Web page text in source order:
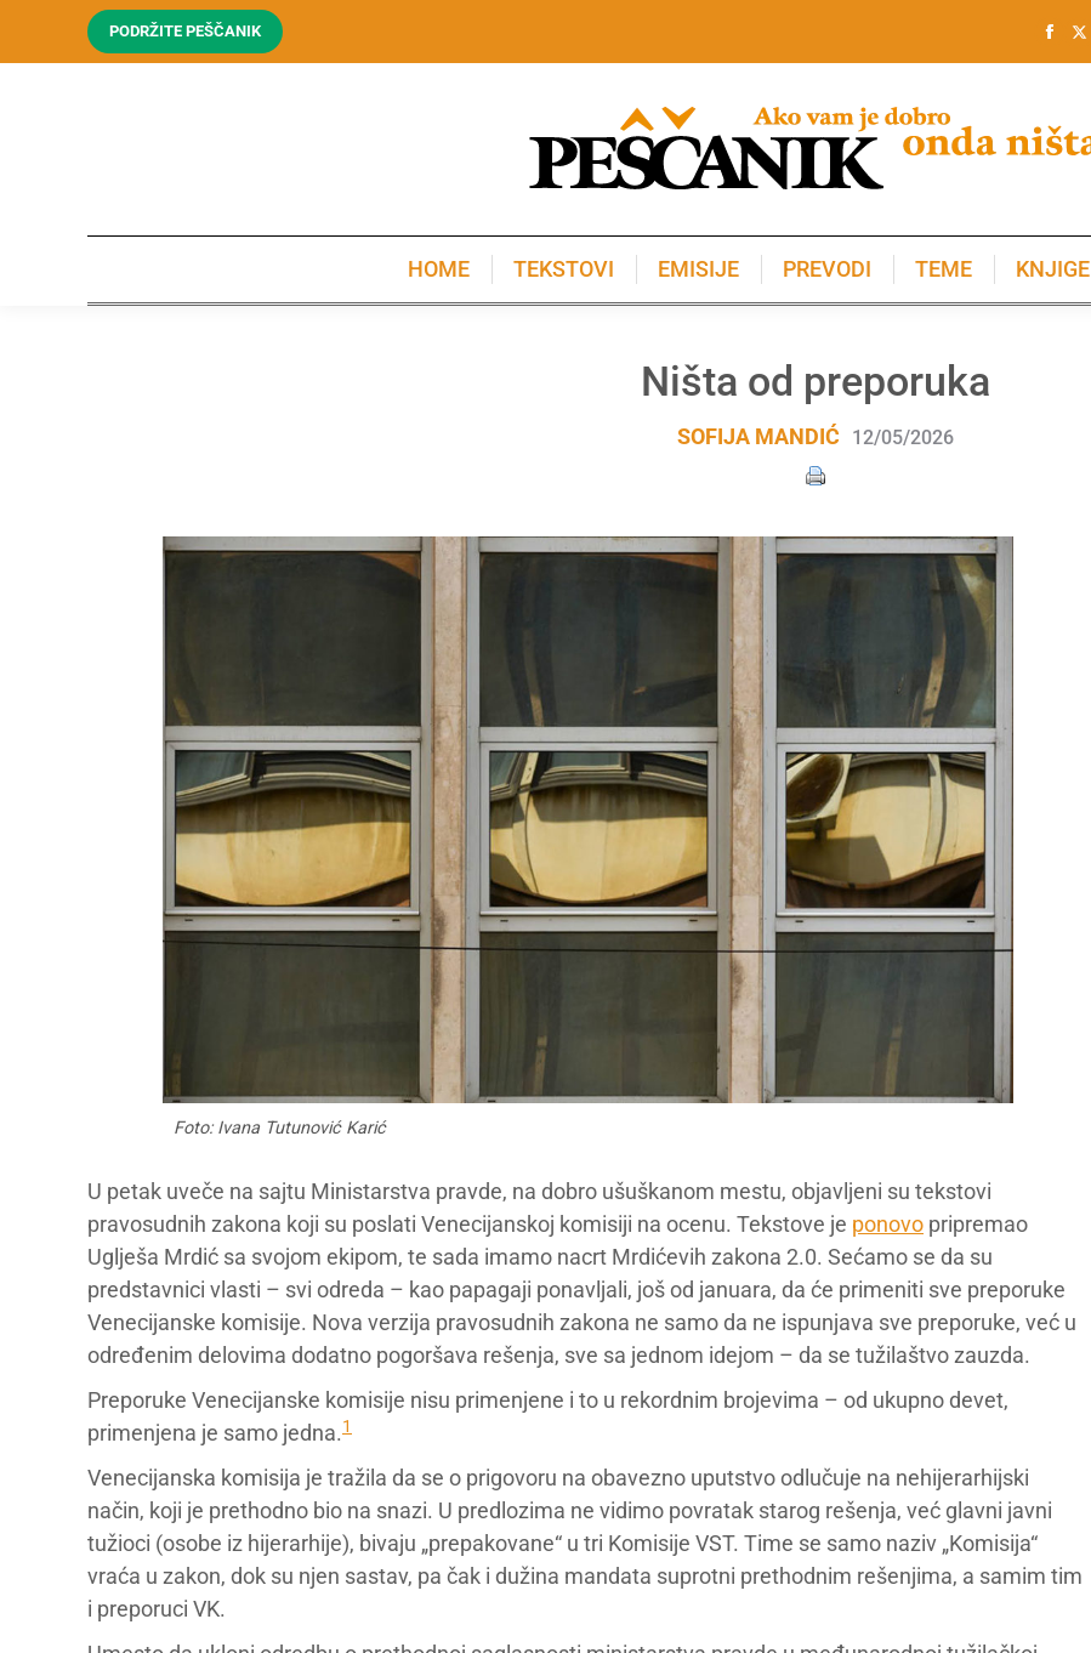
PODRŽITE PEŠČANIK
HOME TEKSTOVI EMISIJE PREVODI TEME KNJIGE
Ništa od preporuka
SOFIJA MANDIĆ 12/05/2026
Foto: Ivana Tutunović Karić
U petak uveče na sajtu Ministarstva pravde, na dobro ušuškanom mestu, objavljeni su tekstovi
pravosudnih zakona koji su poslati Venecijanskoj komisiji na ocenu. Tekstove je ponovo pripremao
Uglješa Mrdić sa svojom ekipom, te sada imamo nacrt Mrdićevih zakona 2.0. Sećamo se da su
predstavnici vlasti – svi odreda – kao papagaji ponavljali, još od januara, da će primeniti sve preporuke
Venecijanske komisije. Nova verzija pravosudnih zakona ne samo da ne ispunjava sve preporuke, već u
određenim delovima dodatno pogoršava rešenja, sve sa jednom idejom – da se tužilaštvo zauzda.
Preporuke Venecijanske komisije nisu primenjene i to u rekordnim brojevima – od ukupno devet,
primenjena je samo jedna.1
Venecijanska komisija je tražila da se o prigovoru na obavezno uputstvo odlučuje na nehijerarhijski
način, koji je prethodno bio na snazi. U predlozima ne vidimo povratak starog rešenja, već glavni javni
tužioci (osobe iz hijerarhije), bivaju „prepakovane“ u tri Komisije VST. Time se samo naziv „Komisija“
vraća u zakon, dok su njen sastav, pa čak i dužina mandata suprotni prethodnim rešenjima, a samim tim
i preporuci VK.
KNJIGE